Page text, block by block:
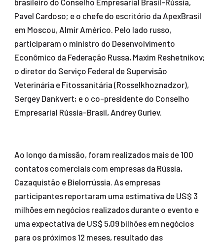
brasileiro do Conselho Empresarial Brasil-Rússia,
Pavel Cardoso; e o chefe do escritório da ApexBrasil
em Moscou, Almir Américo. Pelo lado russo,
participaram o ministro do Desenvolvimento
Econômico da Federação Russa, Maxim Reshetnikov;
o diretor do Serviço Federal de Supervisão
Veterinária e Fitossanitária (Rosselkhoznadzor),
Sergey Dankvert; e o co-presidente do Conselho
Empresarial Rússia-Brasil, Andrey Guriev.
Ao longo da missão, foram realizados mais de 100
contatos comerciais com empresas da Rússia,
Cazaquistão e Bielorrússia. As empresas
participantes reportaram uma estimativa de US$ 3
milhões em negócios realizados durante o evento e
uma expectativa de US$ 5,09 bilhões em negócios
para os próximos 12 meses, resultado das